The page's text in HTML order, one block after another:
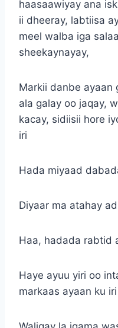
haasaawiyay ana
ii dheeray, labtiisa
meel walba iga
sheekaynayay,
Markii danbe ayaan
ala galay oo jaqay,
kacay, sidiisii hore
iri
Hada miyaad
Diyaar ma atahay
Haa, hadada rabtid
Haye ayuu yiri oo
markaas ayaan ku iri